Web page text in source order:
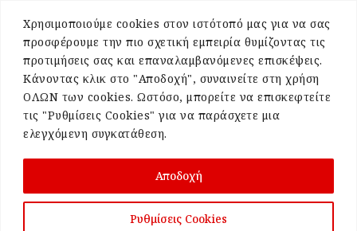
Χρησιμοποιούμε cookies στον ιστότοπό μας για να σας
προσφέρουμε την πιο σχετική εμπειρία θυμίζοντας τις
προτιμήσεις σας και επαναλαμβανόμενες επισκέψεις.
Κάνοντας κλικ στο "Αποδοχή", συναινείτε στη χρήση
ΟΛΩΝ των cookies. Ωστόσο, μπορείτε να επισκεφτείτε
τις "Ρυθμίσεις Cookies" για να παράσχετε μια
ελεγχόμενη συγκατάθεση.
Ρυθμίσεις Cookies
Αποδοχή